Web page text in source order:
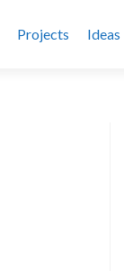
Projects Ideas